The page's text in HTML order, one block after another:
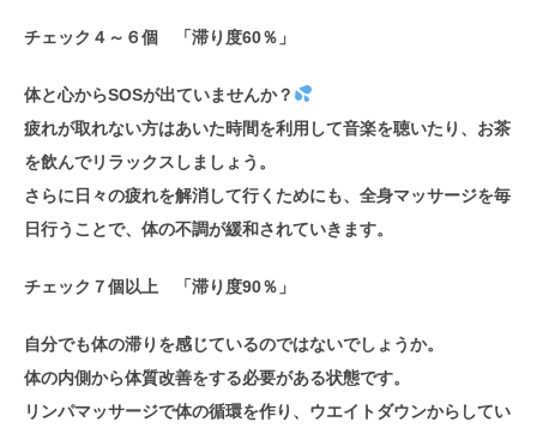
チェック４～６個 「滞り度60％」
体と心からSOSが出ていませんか？
疲れが取れない方はあいた時間を利用して音楽を聴いたり、お茶
を飲んでリラックスしましょう。
さらに日々の疲れを解消して行くためにも、全身マッサージを毎
日行うことで、体の不調が緩和されていきます。
チェック７個以上 「滞り度90％」
自分でも体の滞りを感じているのではないでしょうか。
体の内側から体質改善をする必要がある状態です。
リンパマッサージで体の循環を作り、ウエイトダウンからしてい